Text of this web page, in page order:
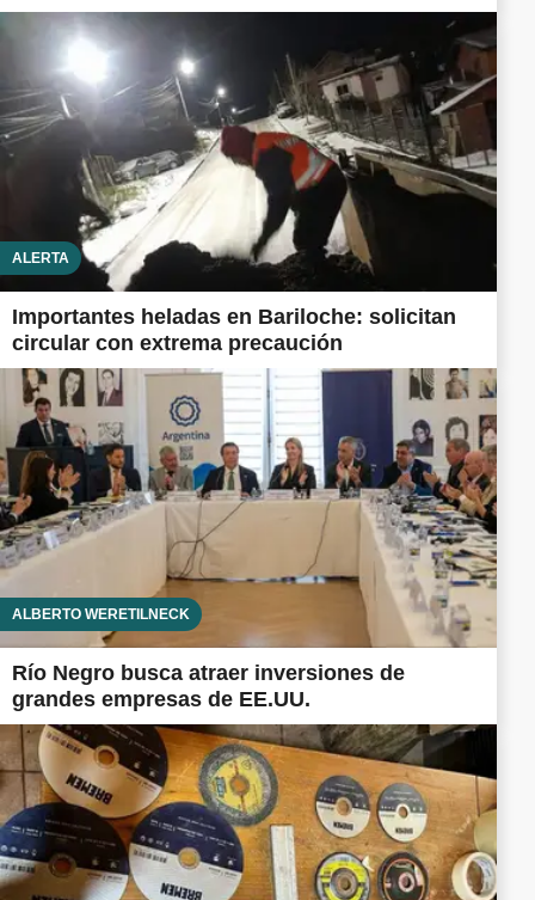
ALERTA
Importantes heladas en Bariloche: solicitan
circular con extrema precaución
ALBERTO WERETILNECK
Río Negro busca atraer inversiones de
grandes empresas de EE.UU.